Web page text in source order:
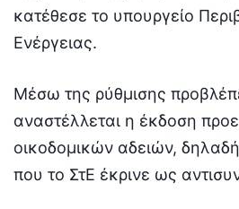
κατέθεσε το υπουργείο
Ενέργειας.
Μέσω της ρύθμισης
αναστέλλεται η έκδοση
οικοδομικών αδειών, δηλαδή
που το ΣτΕ έκρινε ως